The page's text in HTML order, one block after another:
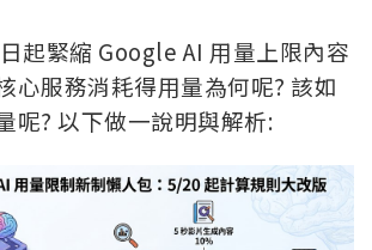
起緊縮 Google AI 用量上限內容
心服務消耗得用量為何呢? 該如
呢? 以下做一說明與解析: